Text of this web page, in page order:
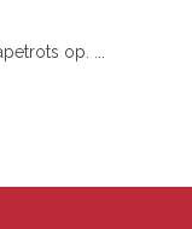
op. ...